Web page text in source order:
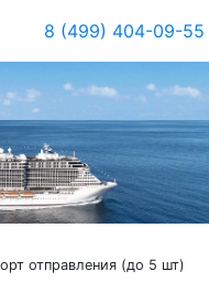
8 (499) 404-09-55
отправления (до 5 шт)